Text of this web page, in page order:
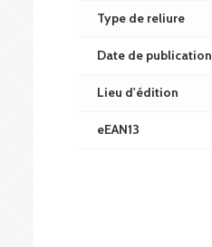
Type de reliure
Date de publication
Lieu d'édition
eEAN13